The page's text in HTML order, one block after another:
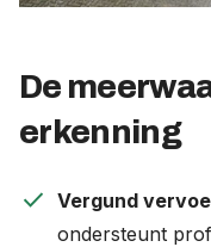
De
erkenning
check Vergund
ondersteunt